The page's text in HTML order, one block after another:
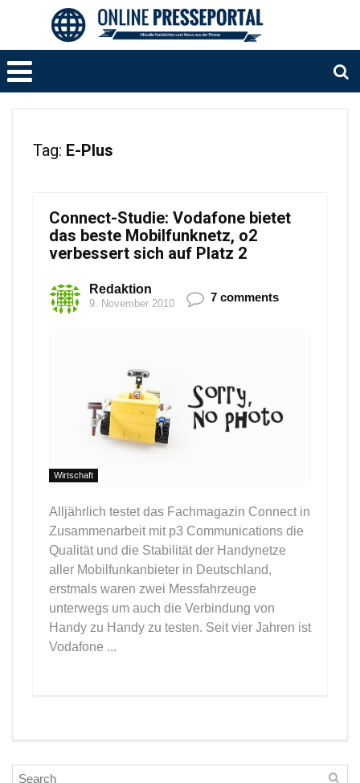
Tag: E-Plus
Connect-Studie: Vodafone bietet
das beste Mobilfunknetz, o2
verbessert sich auf Platz 2
Redaktion
9. November 2010 7 comments
Wirtschaft
Alljährlich testet das Fachmagazin Connect in
Zusammenarbeit mit p3 Communications die
Qualität und die Stabilität der Handynetze
aller Mobilfunkanbieter in Deutschland,
erstmals waren zwei Messfahrzeuge
unterwegs um auch die Verbindung von
Handy zu Handy zu testen. Seit vier Jahren ist
Vodafone ...